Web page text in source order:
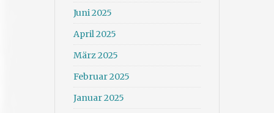
Juni 2025
April 2025
März 2025
Februar 2025
Januar 2025